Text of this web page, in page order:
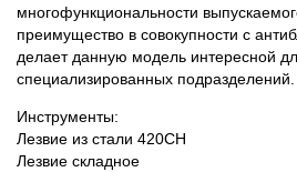
многофункциональности
преимущество в совокупности с
делает данную модель интересной
специализированных подразделений.
Инструменты:
Лезвие из стали 420CH
Лезвие складное